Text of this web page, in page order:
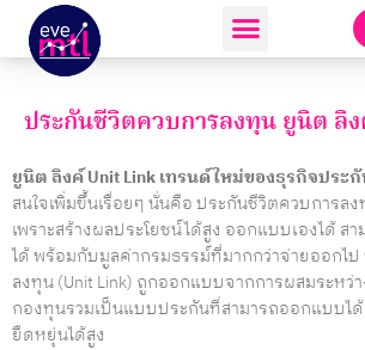
ประกันชีวิตควบการลงทุน ยูนิต
ยูนิต ลิงค์ Unit Link เทรนด์ใหม่ของธุรกิจประ
สนใจเพิ่มขึ้นเรื่อยๆ นั่นคือ ประกันชีวิตควบการลง
เพราะสร้างผลประโยชน์ได้สูง ออกแบบเองได้ ส
ได้ พร้อมกับมูลค่ากรมธรรม์ที่มากกว่าจ่ายออกไ
ลงทุน (Unit Link) ถูกออกแบบจากการผสมระหว่
กองทุนรวมเป็นแบบประกันที่สามารถออกแบบไ
ยืดหยุ่นได้สูง